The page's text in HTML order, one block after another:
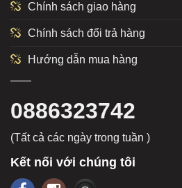
Chính sách giao hàng
Chính sách đổi trả hàng
Hướng dẫn mua hàng
0886323742
(Tất cả các ngày trong tuần )
Kết nối với chúng tôi